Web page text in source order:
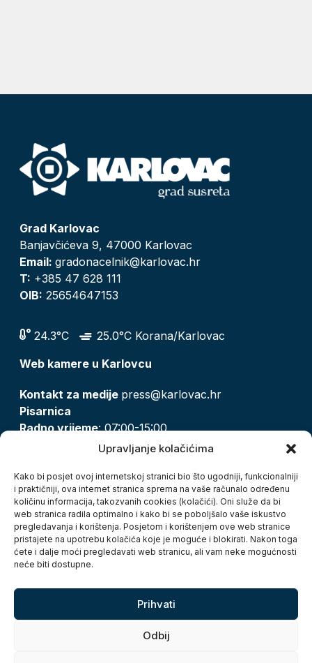
Upravljanje kolačićima
Kako bi posjet ovoj internetskoj stranici bio što ugodniji, funkcionalniji
i praktičniji, ova internet stranica sprema na vaše računalo određenu
količinu informacija, takozvanih cookies (kolačići). Oni služe da bi
web stranica radila optimalno i kako bi se poboljšalo vaše iskustvo
pregledavanja i korištenja. Posjetom i korištenjem ove web stranice
pristajete na upotrebu kolačića koje je moguće i blokirati. Nakon toga
ćete i dalje moći pregledavati web stranicu, ali vam neke mogućnosti
neće biti dostupne.
Prihvati
Odbij
Grad Karlovac
Banjavčićeva 9, 47000 Karlovac
Email: gradonacelnik@karlovac.hr
T: +385 47 628 111
OIB: 25654647153
24.3°C
25.0°C Korana/Karlovac
Web kamere u Karlovcu
Kontakt za medije press@karlovac.hr
Pisarnica
Radno vrijeme: 07:00-15:00
pisarnica@karlovac.hr
Zaštita osobnih podataka
Pristup informacijama
Kolačići
Izjava o pristupačnosti
Turistička zajednica grada Karlovca